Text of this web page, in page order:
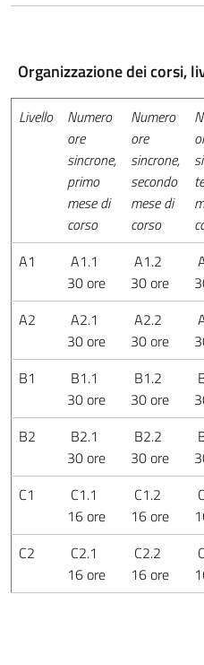
Organizzazione dei corsi,
Livello
Numero
ore
sincrone,
primo
mese di
corso
Numero
ore
sincrone,
secondo
mese di
corso
A1
A1.1
30 ore
A1.2
30 ore
A2
A2.1
30 ore
A2.2
30 ore
B1
B1.1
30 ore
B1.2
30 ore
B2
B2.1
30 ore
B2.2
30 ore
C1
C1.1
16 ore
C1.2
16 ore
C2
C2.1
16 ore
C2.2
16 ore